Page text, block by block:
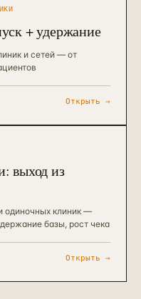
+ удержание
и сетей — от
Открыть →
выход из
одиночных клиник —
базы, рост чека
Открыть →